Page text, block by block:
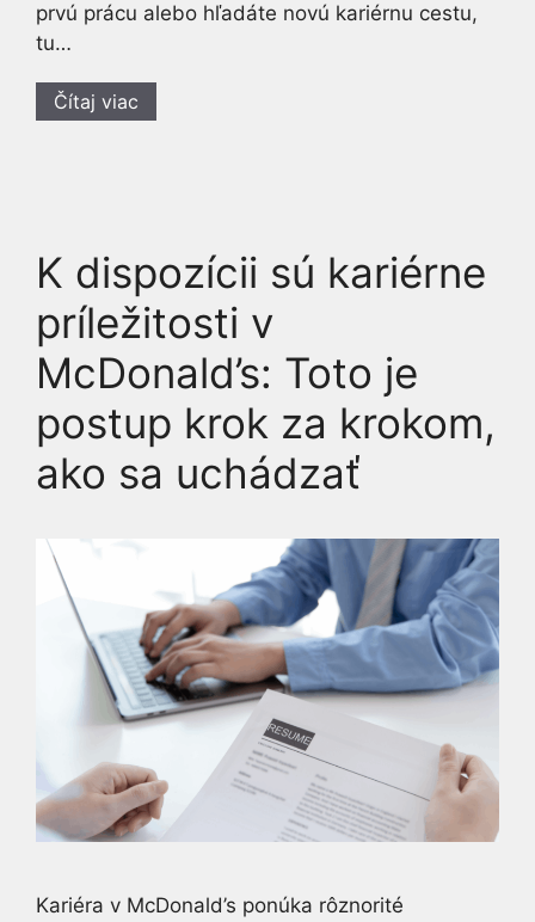
prvú prácu alebo hľadáte novú kariérnu cestu,
tu…
Čítaj viac
K dispozícii sú kariérne
príležitosti v
McDonald’s: Toto je
postup krok za krokom,
ako sa uchádzať
Kariéra v McDonald’s ponúka rôznorité